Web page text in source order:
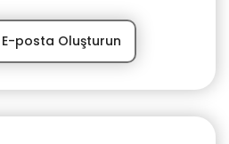
posta Oluşturun